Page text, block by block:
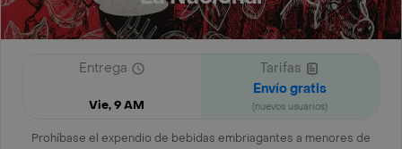
Entrega
Vie, 9 AM
Tarifas
Envío gratis
(nuevos usuarios)
Prohíbase el expendio de bebidas embriagantes a menores de